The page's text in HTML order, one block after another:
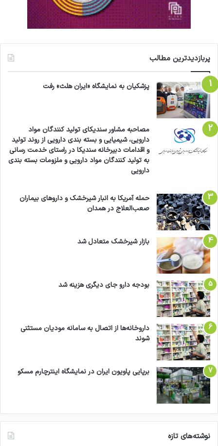
پربازدیدترین مطالب
پزشکیان به نمایشگاه «ایران هلث» رفت
مصاحبه مشاور سندیکای تولید کنندگان مواد
دارویی، شیمیایی و بسته بندی دارویی از روند تولید
و اقدامات دبیرخانه سندیکا در راستای خدمت رسانی
به تولید کنندگان مواد دارویی و ملزومات بسته بندی
دارویی
حمله آمریکا به انبار شیرخشک و داروهای بیماران
صعب‌العلاج در همدان
بازار شیرخشک متعادل شد
بودجه دارو جای دیگری هزینه شد
داروخانه‌ها از اتصال به سامانه مودیان مستثنی
شوند
برپایی پاویون ایران در نمایشگاه اینترچارم مسکو
نوشته‌های تازه